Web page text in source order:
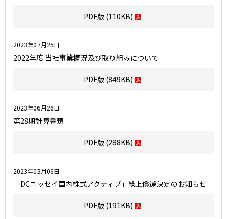
PDF版 (110KB)
2023年07月25日
2022年度 当社事業概況及び取り組みについて
PDF版 (849KB)
2023年06月26日
第28期計算書類
PDF版 (288KB)
2023年03月06日
「DCニッセイ国内株式アクティブ」繰上償還決定のお知らせ
PDF版 (191KB)